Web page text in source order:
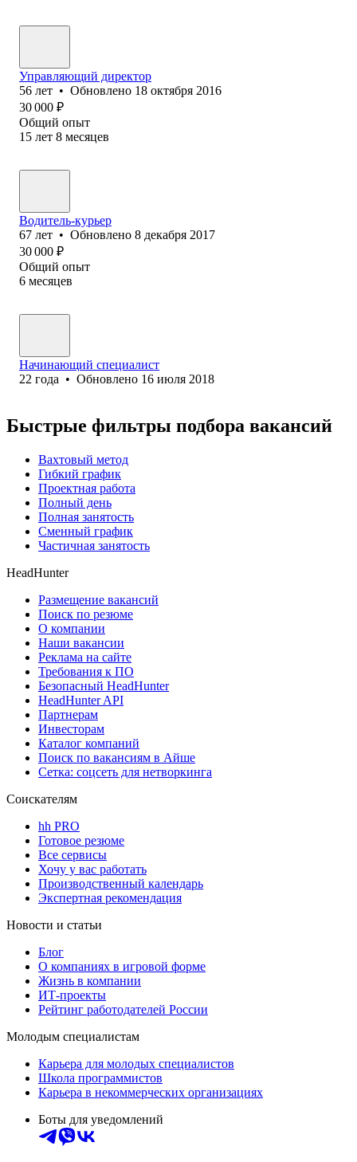
Управляющий директор
56 лет • Обновлено 18 октября 2016
30 000 ₽
Общий опыт
15 лет 8 месяцев
Водитель-курьер
67 лет • Обновлено 8 декабря 2017
30 000 ₽
Общий опыт
6 месяцев
Начинающий специалист
22 года • Обновлено 16 июля 2018
Быстрые фильтры подбора вакансий
Вахтовый метод
Гибкий график
Проектная работа
Полный день
Полная занятость
Сменный график
Частичная занятость
HeadHunter
Размещение вакансий
Поиск по резюме
О компании
Наши вакансии
Реклама на сайте
Требования к ПО
Безопасный HeadHunter
HeadHunter API
Партнерам
Инвесторам
Каталог компаний
Поиск по вакансиям в Айше
Сетка: соцсеть для нетворкинга
Соискателям
hh PRO
Готовое резюме
Все сервисы
Хочу у вас работать
Производственный календарь
Экспертная рекомендация
Новости и статьи
Блог
О компаниях в игровой форме
Жизнь в компании
ИТ-проекты
Рейтинг работодателей России
Молодым специалистам
Карьера для молодых специалистов
Школа программистов
Карьера в некоммерческих организациях
Боты для уведомлений